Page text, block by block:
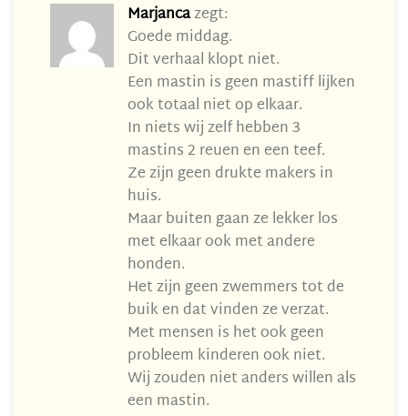
Marjancazegt:
Goede middag.
Dit verhaal klopt niet.
Een mastin is geen mastiff lijken
ook totaal niet op elkaar.
In niets wij zelf hebben 3
mastins 2 reuen en een teef.
Ze zijn geen drukte makers in
huis.
Maar buiten gaan ze lekker los
met elkaar ook met andere
honden.
Het zijn geen zwemmers tot de
buik en dat vinden ze verzat.
Met mensen is het ook geen
probleem kinderen ook niet.
Wij zouden niet anders willen als
een mastin.